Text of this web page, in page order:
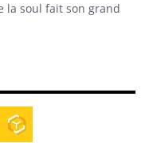
la soul fait son grand